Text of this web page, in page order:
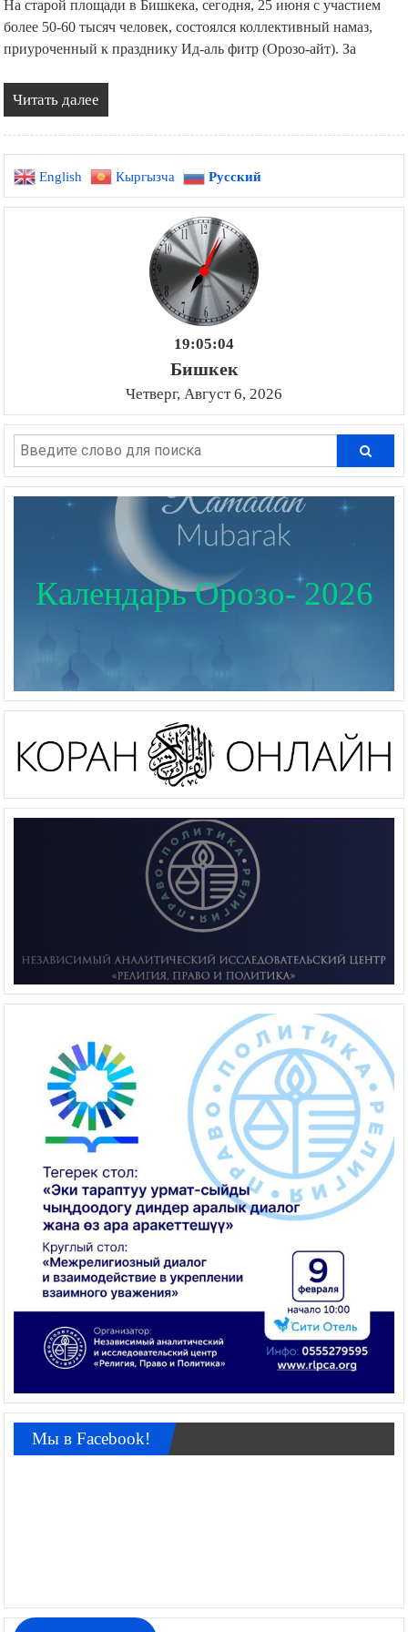
На старой площади в Бишкека, сегодня, 25 июня с участием
более 50-60 тысяч человек, состоялся коллективный намаз,
приуроченный к празднику Ид-аль фитр (Орозо-айт). За
Читать далее
English Кыргызча Русский
19:05:05
Бишкек
Четверг, Август 6, 2026
Календарь Орозо- 2026
Мы в Facebook!